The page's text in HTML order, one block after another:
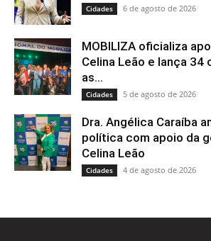
Cidades 6 de agosto de 2026
MOBILIZA oficializa
Celina Leão e lança 34
as...
Cidades 5 de agosto de 2026
Dra. Angélica Caraíba
política com apoio da
Celina Leão
Cidades 4 de agosto de 2026